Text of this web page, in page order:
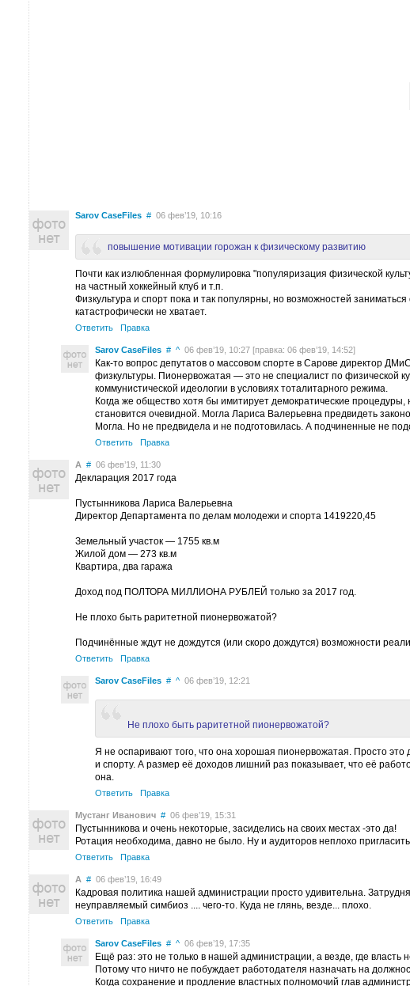
Sarov CaseFiles # 06 фев’19, 10:16
повышение мотивации горожан к физическому развитию
Почти как излюбленная формулировка "популяризация физической
на частный хоккейный клуб и т.п.
Физкультура и спорт пока и так популярны, но возможностей
катастрофически не хватает.
Ответить Правка
Sarov CaseFiles # ^ 06 фев’19, 10:27 [правка: 06 фев’19, 14:52]
Как-то вопрос депутатов о массовом спорте в Сарове директор
физкультуры. Пионервожатая — это не специалист по физической
коммунистической идеологии в условиях тоталитарного режима.
Когда же общество хотя бы имитирует демократические
становится очевидной. Могла Лариса Валерьевна предвидеть
Могла. Но не предвидела и не подготовилась. А подчиненные не
Ответить Правка
А # 06 фев’19, 11:30
Декларация 2017 года
Пустынникова Лариса Валерьевна
Директор Департамента по делам молодежи и спорта 1419220,45
Земельный участок — 1755 кв.м
Жилой дом — 273 кв.м
Квартира, два гаража
Доход под ПОЛТОРА МИЛЛИОНА РУБЛЕЙ только за 2017 год.
Не плохо быть раритетной пионервожатой?
Подчинённые ждут не дождутся (или скоро дождутся) возможности
Ответить Правка
Sarov CaseFiles # ^ 06 фев’19, 12:21
Не плохо быть раритетной пионервожатой?
Я не оспаривают того, что она хорошая пионервожатая. Просто
и спорту. А размер её доходов лишний раз показывает, что её
она.
Ответить Правка
Мустанг Иванович # 06 фев’19, 15:31
Пустынникова и очень некоторые, засиделись на своих местах -это да!
Ротация необходима, давно не было. Ну и аудиторов неплохо
Ответить Правка
А # 06 фев’19, 16:49
Кадровая политика нашей администрации просто удивительна.
неуправляемый симбиоз .... чего-то. Куда не глянь, везде... плохо.
Ответить Правка
Sarov CaseFiles # ^ 06 фев’19, 17:35
Ещё раз: это не только в нашей администрации, а везде, где власть
Потому что ничто не побуждает работодателя назначать на
Когда сохранение и продление властных полномочий глав